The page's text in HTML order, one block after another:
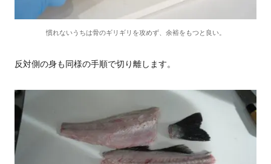
慣れないうちは骨のギリギリを攻めず、余裕をもつと良い。
反対側の身も同様の手順で切り離します。